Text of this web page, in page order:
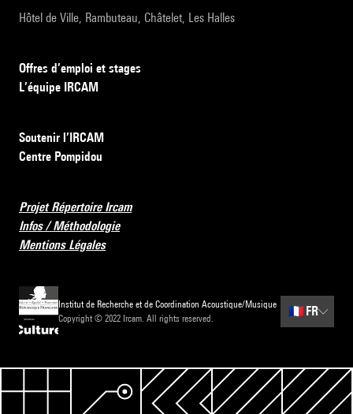
Hôtel de Ville, Rambuteau, Châtelet, Les Halles
Offres d’emploi et stages
L’équipe IRCAM
Soutenir l’IRCAM
Centre Pompidou
Projet Répertoire Ircam
Infos / Méthodologie
Mentions Légales
Institut de Recherche et de Coordination Acoustique/Musique
Copyright © 2022 Ircam. All rights reserved.
🇫🇷 FR